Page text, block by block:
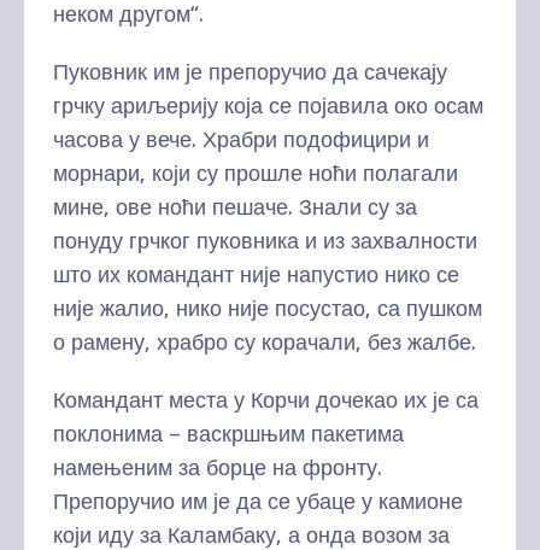
неком другом“.
Пуковник им је препоручио да сачекају
грчку ариљерију која се појавила око осам
часова у вече. Храбри подофицири и
морнари, који су прошле ноћи полагали
мине, ове ноћи пешаче. Знали су за
понуду грчког пуковника и из захвалности
што их командант није напустио нико се
није жалио, нико није посустао, са пушком
о рамену, храбро су корачали, без жалбе.
Командант места у Корчи дочекао их је са
поклонима – васкршњим пакетима
намењеним за борце на фронту.
Препоручио им је да се убаце у камионе
који иду за Каламбаку, а онда возом за